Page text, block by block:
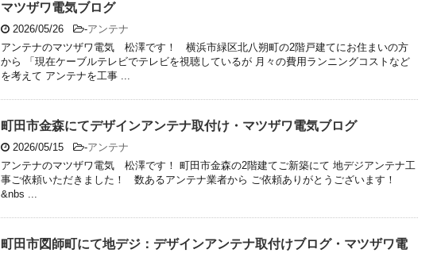
マツザワ電気ブログ
2026/05/26 -アンテナ
アンテナのマツザワ電気 松澤です！ 横浜市緑区北八朔町の2階戸建てにお住まいの方
から 「現在ケーブルテレビでテレビを視聴しているが 月々の費用ランニングコストなど
を考えて アンテナを工事 ...
町田市金森にてデザインアンテナ取付け・マツザワ電気ブログ
2026/05/15 -アンテナ
アンテナのマツザワ電気 松澤です！ 町田市金森の2階建てご新築にて 地デジアンテナ工
事ご依頼いただきました！ 数あるアンテナ業者から ご依頼ありがとうございます！
&nbs ...
町田市図師町にて地デジ：デザインアンテナ取付けブログ・マツザワ電